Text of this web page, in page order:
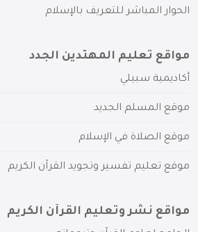
الحوار المباشر للتعريف بالإسلام
مواقع تعليم المهتدين الجدد
أكاديمية سبيلي
موقع المسلم الجديد
موقع الصلاة في الإسلام
موقع تعليم تفسير وتجويد القرآن الكريم
مواقع نشر وتعليم القرآن الكريم